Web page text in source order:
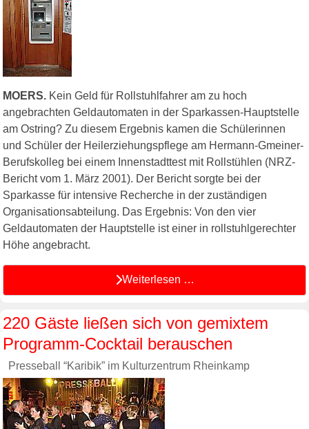
MOERS. Kein Geld für Rollstuhlfahrer am zu hoch
angebrachten Geldautomaten in der Sparkassen-Hauptstelle
am Ostring? Zu diesem Ergebnis kamen die Schülerinnen
und Schüler der Heilerziehungspflege am Hermann-Gmeiner-
Berufskolleg bei einem Innenstadttest mit Rollstühlen (NRZ-
Bericht vom 1. März 2001). Der Bericht sorgte bei der
Sparkasse für intensive Recherche in der zuständigen
Organisationsabteilung. Das Ergebnis: Von den vier
Geldautomaten der Hauptstelle ist einer in rollstuhlgerechter
Höhe angebracht.
Weiterlesen …
220 Gäste ließen sich von gemixtem
Programm-Cocktail berauschen
Presseball “Karibik” im Kulturzentrum Rheinkamp